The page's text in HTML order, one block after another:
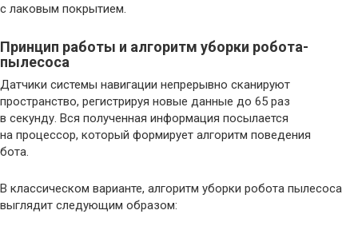
с лаковым покрытием.
Принцип работы и алгоритм уборки робота-
пылесоса
Датчики системы навигации непрерывно сканируют
пространство, регистрируя новые данные до 65 раз
в секунду. Вся полученная информация посылается
на процессор, который формирует алгоритм поведения
бота.
В классическом варианте, алгоритм уборки робота пылесоса
выглядит следующим образом: